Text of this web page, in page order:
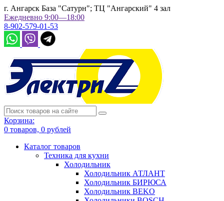
г. Ангарск База "Сатурн"; ТЦ "Ангарский" 4 зал
Ежедневно 9:00—18:00
8-902-579-01-53
Корзина:
0 товаров, 0 рублей
Каталог товаров
Техника для кухни
Холодильник
Холодильник АТЛАНТ
Холодильник БИРЮСА
Холодильник BEKO